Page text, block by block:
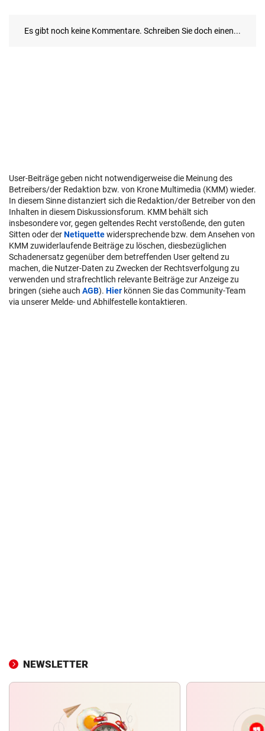
User-Beiträge geben nicht notwendigerweise die Meinung des
Betreibers/der Redaktion bzw. von Krone Multimedia (KMM) wieder.
In diesem Sinne distanziert sich die Redaktion/der Betreiber von den
Inhalten in diesem Diskussionsforum. KMM behält sich
insbesondere vor, gegen geltendes Recht verstoßende, den guten
Sitten oder derNetiquettewidersprechende bzw. dem Ansehen von
KMM zuwiderlaufende Beiträge zu löschen, diesbezüglichen
Schadenersatz gegenüber dem betreffenden User geltend zu
machen, die Nutzer-Daten zu Zwecken der Rechtsverfolgung zu
verwenden und strafrechtlich relevante Beiträge zur Anzeige zu
bringen (siehe auch AGB). Hier können Sie das Community-Team
via unserer Melde- und Abhilfestelle kontaktieren.
NEWSLETTER